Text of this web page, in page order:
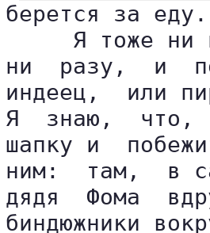
берется за еду.
Я тоже ни
ни  разу,  и
индеец,  или
Я  знаю,  что,
шапку и
ним:  там,  в
дядя  Фома
биндюжники